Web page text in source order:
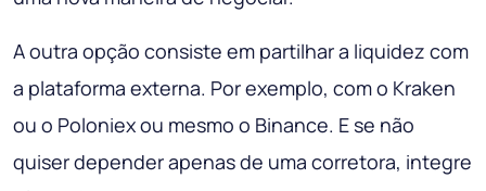
A outra opção consiste em partilhar a liquidez com
a plataforma externa. Por exemplo, com o Kraken
ou o Poloniex ou mesmo o Binance. E se não
quiser depender apenas de uma corretora, integre